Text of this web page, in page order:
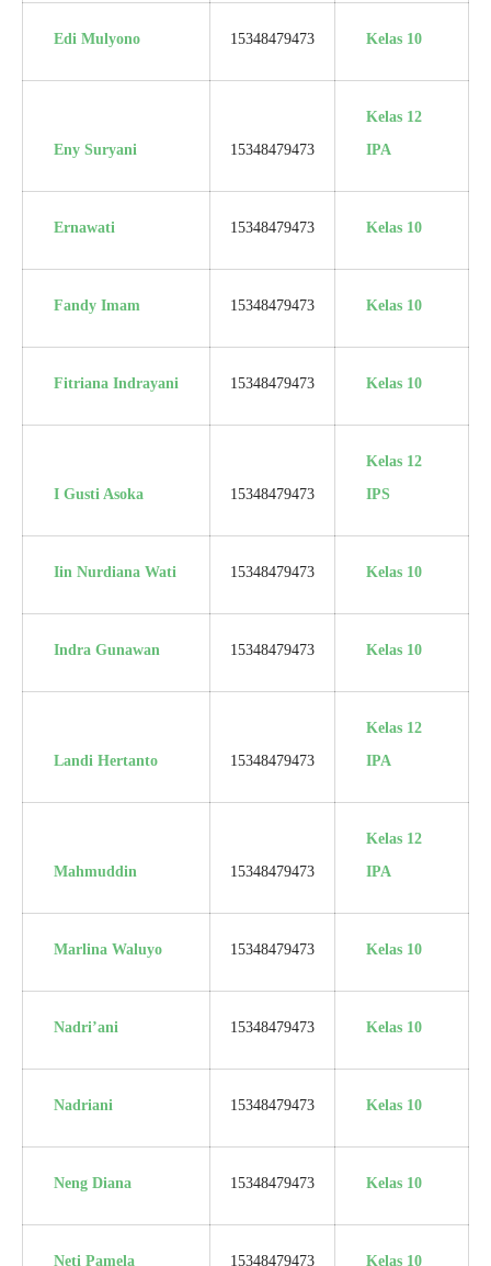
Edi Mulyono 15348479473 Kelas 10
Eny Suryani 15348479473
Kelas 12
IPA
Ernawati 15348479473 Kelas 10
Fandy Imam 15348479473 Kelas 10
Fitriana Indrayani 15348479473 Kelas 10
I Gusti Asoka 15348479473
Kelas 12
IPS
Iin Nurdiana Wati 15348479473 Kelas 10
Indra Gunawan 15348479473 Kelas 10
Landi Hertanto 15348479473
Kelas 12
IPA
Mahmuddin 15348479473
Kelas 12
IPA
Marlina Waluyo 15348479473 Kelas 10
Nadri’ani 15348479473 Kelas 10
Nadriani 15348479473 Kelas 10
Neng Diana 15348479473 Kelas 10
Neti Pamela 15348479473 Kelas 10